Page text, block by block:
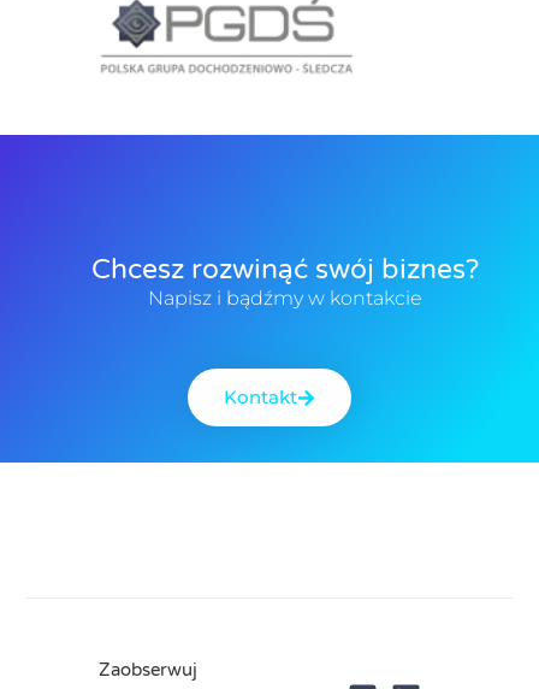
Chcesz rozwinąć swój biznes?
Napisz i bądźmy w kontakcie
Kontakt
Zaobserwuj